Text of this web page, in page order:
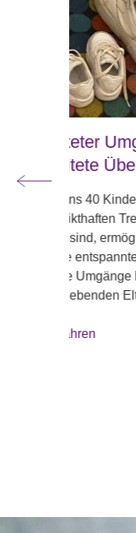
Festival
Ein
Spende
über 200